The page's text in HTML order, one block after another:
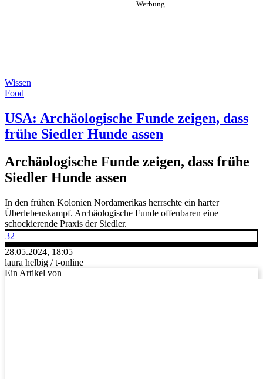
Wissen
Food
USA: Archäologische Funde zeigen, dass
frühe Siedler Hunde assen
Archäologische Funde zeigen, dass frühe
Siedler Hunde assen
In den frühen Kolonien Nordamerikas herrschte ein harter
Überlebenskampf. Archäologische Funde offenbaren eine
schockierende Praxis der Siedler.
32
28.05.2024, 18:05
laura helbig / t-online
Ein Artikel von